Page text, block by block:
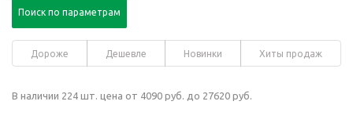
Поиск по параметрам
Дороже Дешевле Новинки Хиты продаж
В наличии 224 шт. цена от 4090 руб. до 27620 руб.